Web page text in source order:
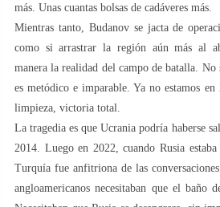
más. Unas cuantas bolsas de cadáveres más.
Mientras tanto, Budanov se jacta de
como si arrastrar la región aún más al
manera la realidad del campo de batalla. No
es metódico e imparable. Ya no estamos
limpieza, victoria total.
La tragedia es que Ucrania podría haberse
2014. Luego en 2022, cuando Rusia
Turquía fue anfitriona de las
angloamericanos necesitaban que el baño